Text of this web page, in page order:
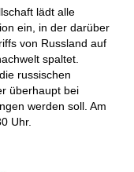
lädt alle
ein, in der darüber
von Russland auf
spaltet.
russischen
überhaupt bei
werden soll. Am
Uhr.